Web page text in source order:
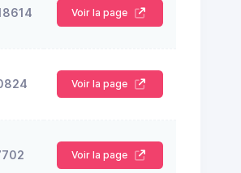
Voir la page
Voir la page
Voir la page